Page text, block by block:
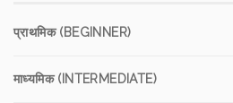
प्राथमिक (BEGINNER)
माध्यमिक (INTERMEDIATE)